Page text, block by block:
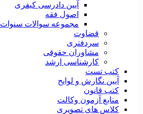
آیین دادرسی کیفری
اصول فقه
مجموعه سوالات سنوات
قضاوت
سردفتری
مشاوران حقوقی
کارشناسی ارشد
کتب تست
آیین نگارش و لوایح
کتب قانون
منابع آزمون وکالت
کلاس های تصویری